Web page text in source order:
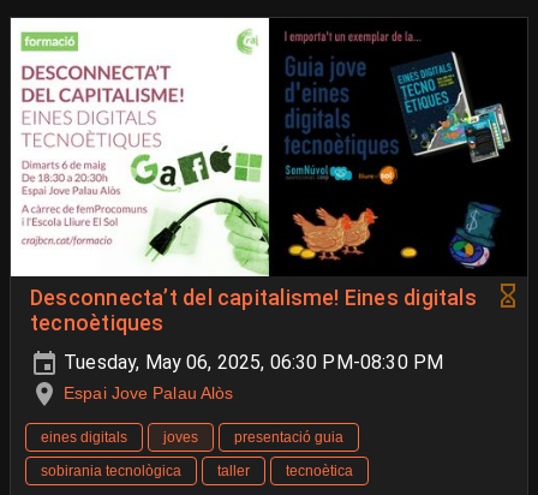
Desconnecta’t del capitalisme! Eines digitals
tecnoètiques
Tuesday, May 06, 2025, 06:30 PM-08:30 PM
Espai Jove Palau Alòs
eines digitals joves
presentació guia
sobirania tecnològica
taller tecnoètica